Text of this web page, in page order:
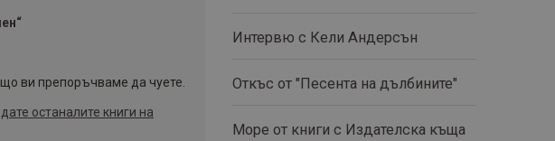
ви препоръчваме да чуете.
останалите книги на
Интервю с Кели Андерсън
Откъс от "Песента на дълбините"
Море от книги с Издателска къща